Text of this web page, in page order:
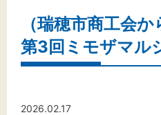
関係機
商工会連合
（瑞穂市商工会
第3回ミモザマル
2026.02.17